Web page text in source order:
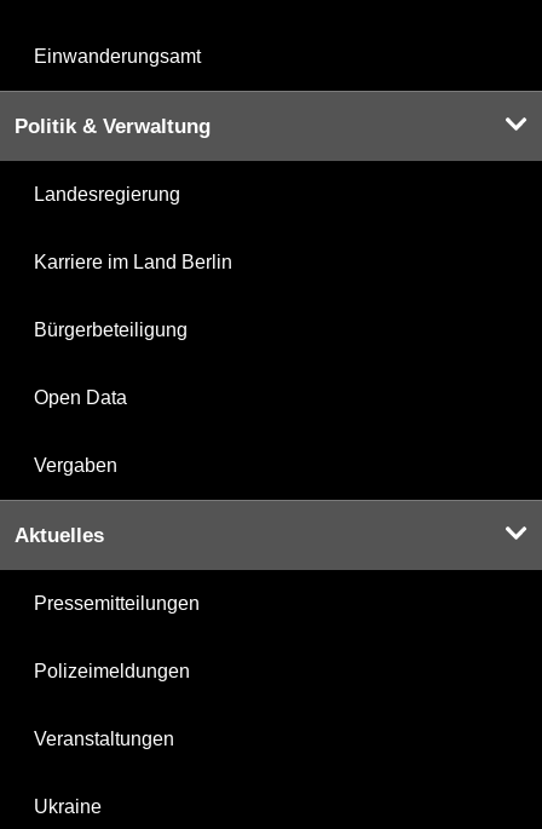
Einwanderungsamt
Politik & Verwaltung
Landesregierung
Karriere im Land Berlin
Bürgerbeteiligung
Open Data
Vergaben
Aktuelles
Pressemitteilungen
Polizeimeldungen
Veranstaltungen
Ukraine